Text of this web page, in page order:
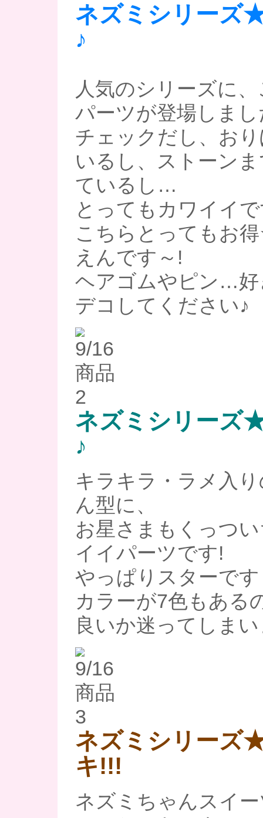
ネズミシリーズ
♪
人気のシリーズに
パーツが登場しまし
チェックだし、お
いるし、ストーン
ているし…
とってもカワイイ
こちらとってもお
えんです～!
ヘアゴムやピン…好
デコしてください♪
ネズミシリーズ
♪
キラキラ・ラメ入
ん型に、
お星さまもくっつ
イイパーツです!
やっぱりスターで
カラーが7色もある
良いか迷ってしま
ネズミシリーズ
キ!!!
ネズミちゃんスイ